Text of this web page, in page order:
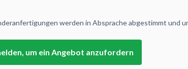
werden in Absprache abgestimmt und
um ein Angebot anzufordern